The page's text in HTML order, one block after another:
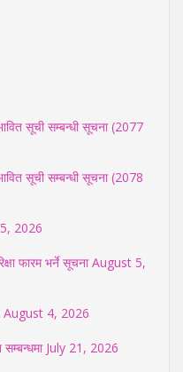
सूची सम्बन्धी सूचना (2077
सूची सम्बन्धी सूचना (2078
2026
फारम भर्ने सूचना August 5,
August 4, 2026
July 21, 2026